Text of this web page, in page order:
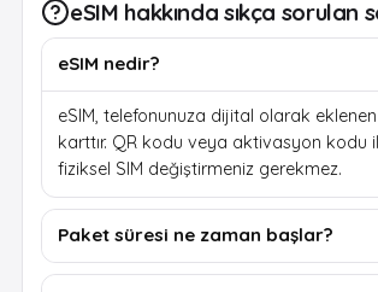
eSIM hakkında sıkça sorulan
eSIM nedir?
eSIM, telefonunuza dijital olarak eklenen
karttır. QR kodu veya aktivasyon kodu
fiziksel SIM değiştirmeniz gerekmez.
Paket süresi ne zaman başlar?